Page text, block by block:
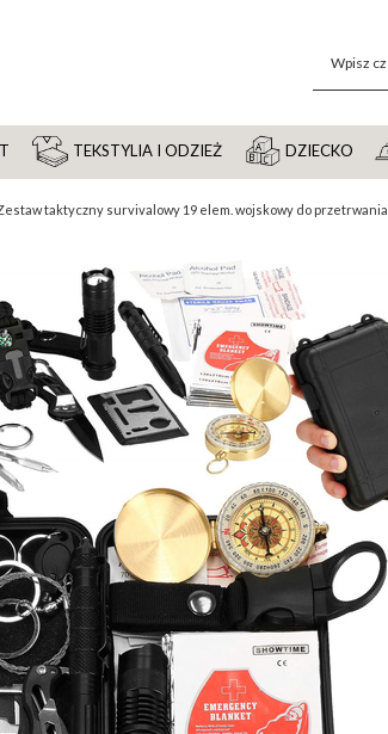
TEKSTYLIA I ODZIEŻ DZIECKO
taktyczny survivalowy 19 elem. wojskowy do przetrwania